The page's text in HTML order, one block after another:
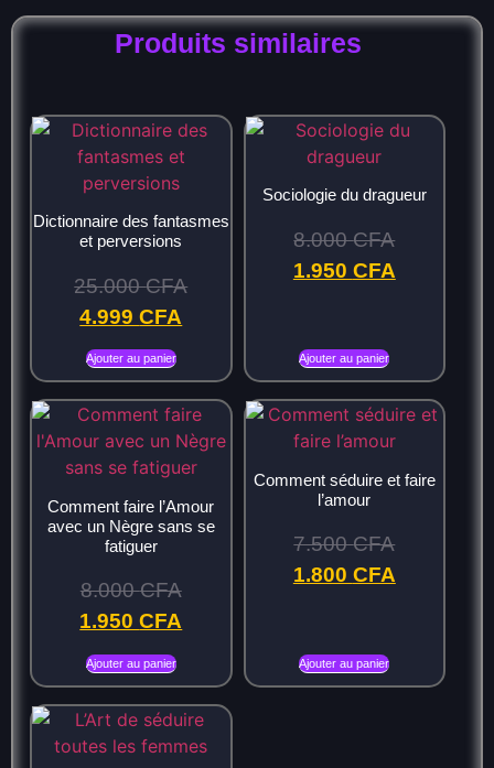
Produits similaires
Dictionnaire des fantasmes
et perversions
25.000CFA
4.999CFA
Ajouter au panier
Sociologie du dragueur
8.000CFA
1.950 CFA
Ajouter au panier
Comment faire l’Amour
avec un Nègre sans se
fatiguer
8.000CFA
1.950CFA
Ajouter au panier
Comment séduire et faire
l’amour
7.500CFA
1.800 CFA
Ajouter au panier